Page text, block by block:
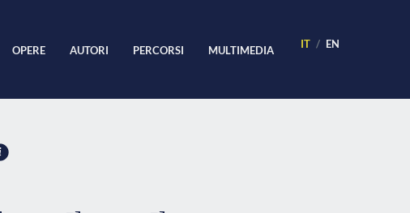
OPERE AUTORI PERCORSI MULTIMEDIA IT EN